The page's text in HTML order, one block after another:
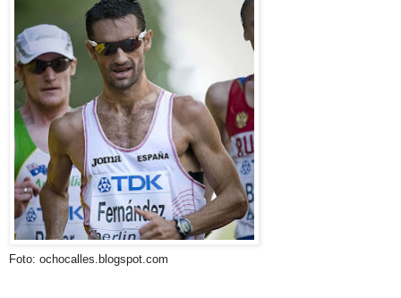
Foto: ochocalles.blogspot.com